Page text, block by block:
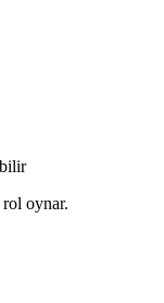
rol oynar.